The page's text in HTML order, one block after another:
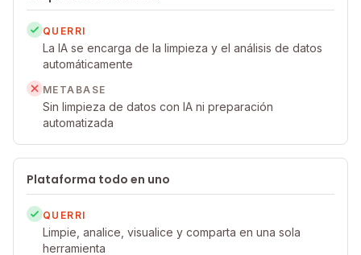
QUERRI
La IA se encarga de la limpieza y el análisis de datos
automáticamente
METABASE
Sin limpieza de datos con IA ni preparación
automatizada
Plataforma todo en uno
QUERRI
Limpie, analice, visualice y comparta en una sola
herramienta